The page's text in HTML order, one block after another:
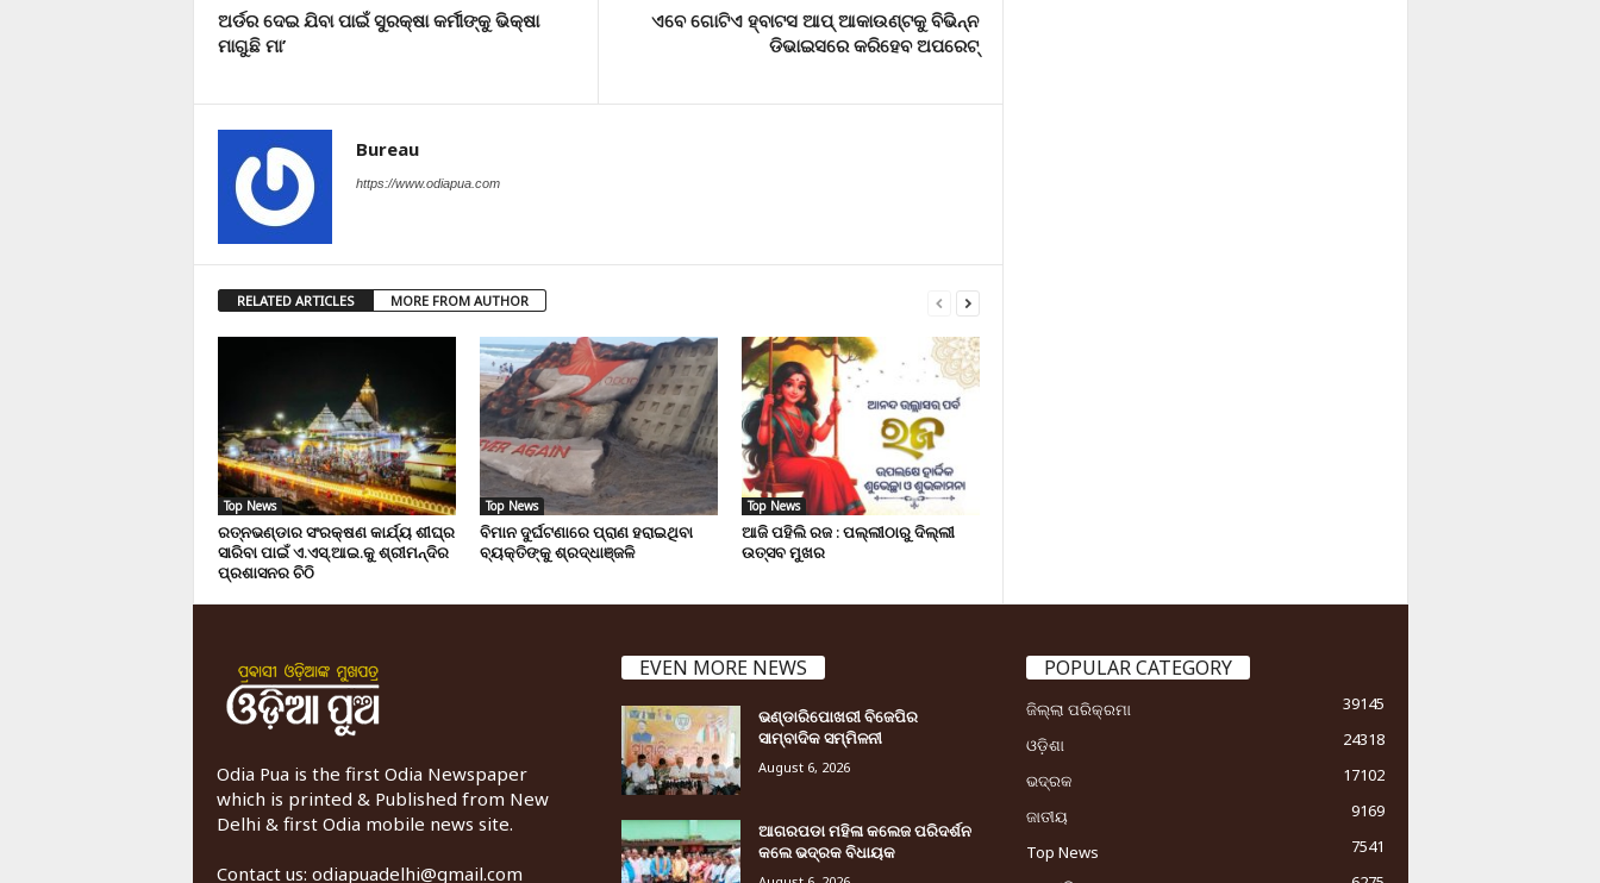
ଅର୍ଡର ଦେଇ ଯିବା ପାଇଁ ସୁରକ୍ଷା କର୍ମୀଙ୍କୁ ଭିକ୍ଷା
ମାଗୁଛି ମା’
ଏବେ ଗୋଟିଏ ହ୍ବାଟସ ଆପ୍ ଆକାଉଣ୍ଟକୁ ବିଭିନ୍ନ
ଡିଭାଇସରେ କରିହେବ ଅପରେଟ୍
Bureau
https://www.odiapua.com
RELATED ARTICLES MORE FROM AUTHOR
Top News
ରତ୍ନଭଣ୍ଡାର ସଂରକ୍ଷଣ କାର୍ଯ୍ୟ ଶୀଘ୍ର
ସାରିବା ପାଇଁ ଏ.ଏସ୍.ଆଇ.କୁ ଶ୍ରୀମନ୍ଦିର
ପ୍ରଶାସନର ଚିଠି
Top News
ବିମାନ ଦୁର୍ଘଟଣାରେ ପ୍ରାଣ ହରାଇଥିବା
ବ୍ୟକ୍ତିଙ୍କୁ ଶ୍ରଦ୍ଧାଞ୍ଜଳି
Top News
ଆଜି ପହିଲି ରଜ : ପଲ୍ଲୀଠାରୁ ଦିଲ୍ଲୀ
ଉତ୍ସବ ମୁଖର
Odia Pua is the first Odia Newspaper
which is printed & Published from New
Delhi & first Odia mobile news site.
Contact us: odiapuadelhi@gmail.com
EVEN MORE NEWS
ଭଣ୍ଡାରିପୋଖରୀ ବିଜେପିର
ସାମ୍ବାଦିକ ସମ୍ମିଳନୀ
August 6, 2026
ଆଗରପଡା ମହିଳା କଲେଜ ପରିଦର୍ଶନ
କଲେ ଭଦ୍ରକ ବିଧାୟକ
POPULAR CATEGORY
ଜିଲ୍ଲା ପରିକ୍ରମା
39145
ଓଡ଼ିଶା
24318
ଭଦ୍ରକ
17102
ଜାତୀୟ
9169
Top News
7541